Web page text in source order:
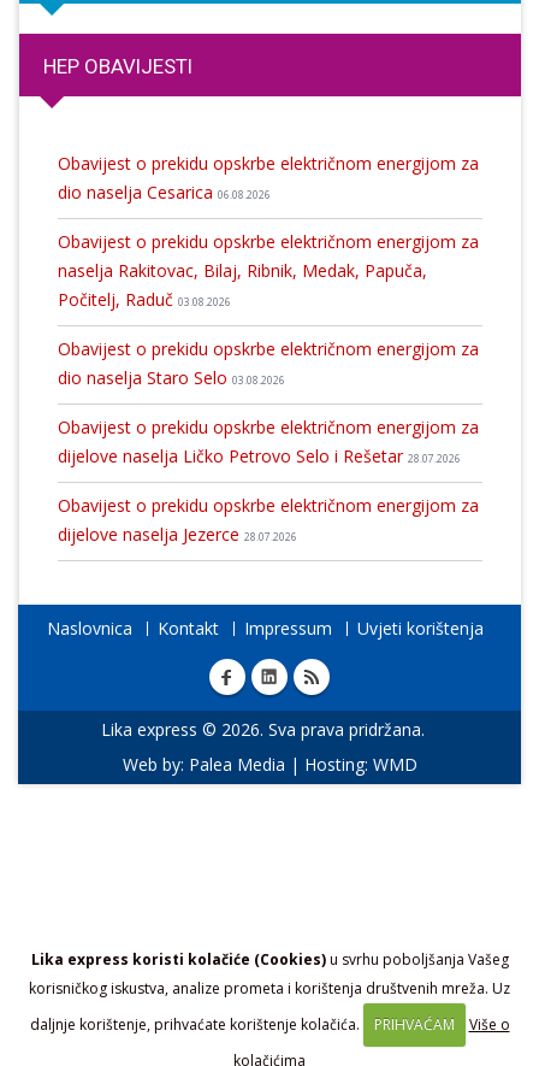
Lika express koristi kolačiće (Cookies)u svrhu poboljšanja Vašeg
korisničkog iskustva, analize prometa i korištenja društvenih mreža. Uz
daljnje korištenje, prihvaćate korištenje kolačića.
PRIHVAĆAM
Više o
kolačićima
HEP OBAVIJESTI
Obavijest o prekidu opskrbe električnom energijom za
dio naselja Cesarica 06.08.2026
Obavijest o prekidu opskrbe električnom energijom za
naselja Rakitovac, Bilaj, Ribnik, Medak, Papuča,
Počitelj, Raduč 03.08.2026
Obavijest o prekidu opskrbe električnom energijom za
dio naselja Staro Selo 03.08.2026
Obavijest o prekidu opskrbe električnom energijom za
dijelove naselja Ličko Petrovo Selo i Rešetar 28.07.2026
Obavijest o prekidu opskrbe električnom energijom za
dijelove naselja Jezerce 28.07.2026
Naslovnica Kontakt Impressum Uvjeti korištenja
Lika express © 2026. Sva prava pridržana.
Web by: Palea Media | Hosting: WMD